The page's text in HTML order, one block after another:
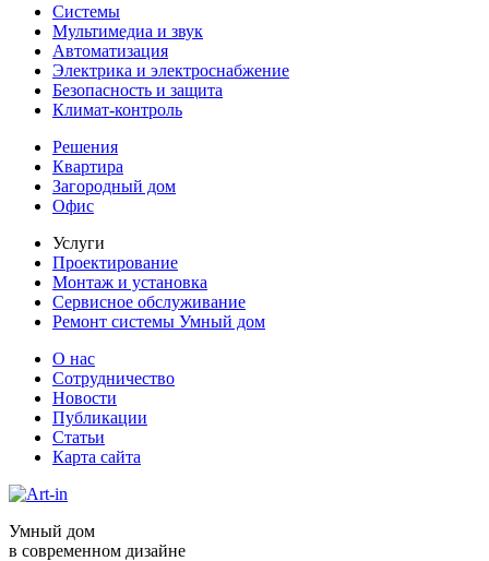
Системы
Мультимедиа и звук
Автоматизация
Электрика и электроснабжение
Безопасность и защита
Климат-контроль
Решения
Квартира
Загородный дом
Офис
Услуги
Проектирование
Монтаж и установка
Сервисное обслуживание
Ремонт системы Умный дом
О нас
Сотрудничество
Новости
Публикации
Статьи
Карта сайта
Умный дом
в современном дизайне